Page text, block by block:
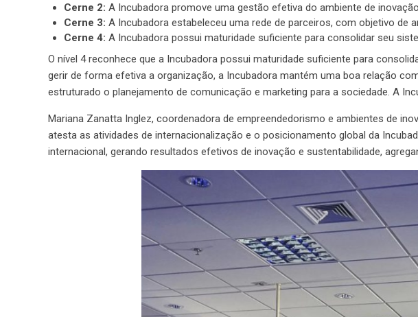
Cerne 2: A Incubadora promove uma gestão efetiva do ambiente de
Cerne 3: A Incubadora estabeleceu uma rede de parceiros, com objetivo de
Cerne 4: A Incubadora possui maturidade suficiente para consolidar seu
O nível 4 reconhece que a Incubadora possui maturidade suficiente para
gerir de forma efetiva a organização, a Incubadora mantém uma boa relação
estruturado o planejamento de comunicação e marketing para a sociedade. A
Mariana Zanatta Inglez, coordenadora de empreendedorismo e ambientes de
atesta as atividades de internacionalização e o posicionamento global da
internacional, gerando resultados efetivos de inovação e sustentabilidade,